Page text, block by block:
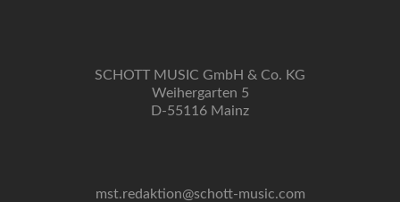
SCHOTT MUSIC GmbH & Co. KG
Weihergarten 5
D-55116 Mainz
mst.redaktion@schott-music.com